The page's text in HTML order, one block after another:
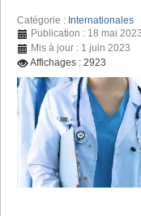
Catégorie : Internationales
Publication : 18 mai 2023
Mis à jour : 1 juin 2023
Affichages : 2923